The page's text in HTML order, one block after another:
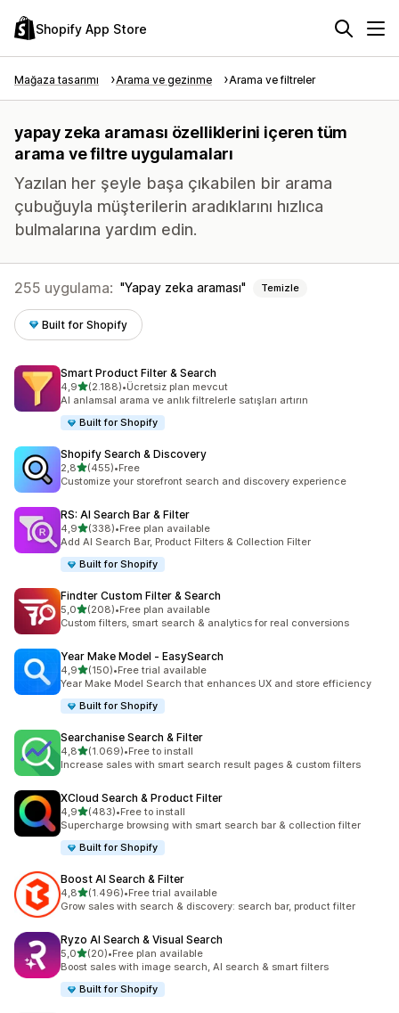
Shopify App Store
Mağaza tasarımı Arama ve gezinme Arama ve filtreler
yapay zeka araması özelliklerini içeren tüm
arama ve filtre uygulamaları
Yazılan her şeyle başa çıkabilen bir arama
çubuğuyla müşterilerin aradıklarını hızlıca
bulmalarına yardım edin.
255 uygulama: Yapay zeka araması Temizle
Built for Shopify
Smart Product Filter & Search
4,95 yıldız üzerinden
(2.188)
toplam 2188 değerlendirme
•Ücretsiz plan mevcut
AI anlamsal arama ve anlık filtrelerle satışları artırın
Built for Shopify
Shopify Search & Discovery
2,85 yıldız üzerinden
(455)
toplam 455 değerlendirme
•Free
Customize your storefront search and discovery experience
RS: AI Search Bar & Filter
4,95 yıldız üzerinden
(338)
toplam 338 değerlendirme
•Free plan available
Add AI Search Bar, Product Filters & Collection Filter
Built for Shopify
Findter Custom Filter & Search
5,05 yıldız üzerinden
(208)
toplam 208 değerlendirme
•Free plan available
Custom filters, smart search & analytics for real conversions
Year Make Model ‑ EasySearch
4,95 yıldız üzerinden
(150)
toplam 150 değerlendirme
•Free trial available
Year Make Model Search that enhances UX and store efficiency
Built for Shopify
Searchanise Search & Filter
4,85 yıldız üzerinden
(1.069)
toplam 1069 değerlendirme
•Free to install
Increase sales with smart search result pages & custom filters
XCloud Search & Product Filter
4,95 yıldız üzerinden
(483)
toplam 483 değerlendirme
•Free to install
Supercharge browsing with smart search bar & collection filter
Built for Shopify
Boost AI Search & Filter
4,85 yıldız üzerinden
(1.496)
toplam 1496 değerlendirme
•Free trial available
Grow sales with search & discovery: search bar, product filter
Ryzo AI Search & Visual Search
5,05 yıldız üzerinden
(20)
toplam 20 değerlendirme
•Free plan available
Boost sales with image search, AI search & smart filters
Built for Shopify